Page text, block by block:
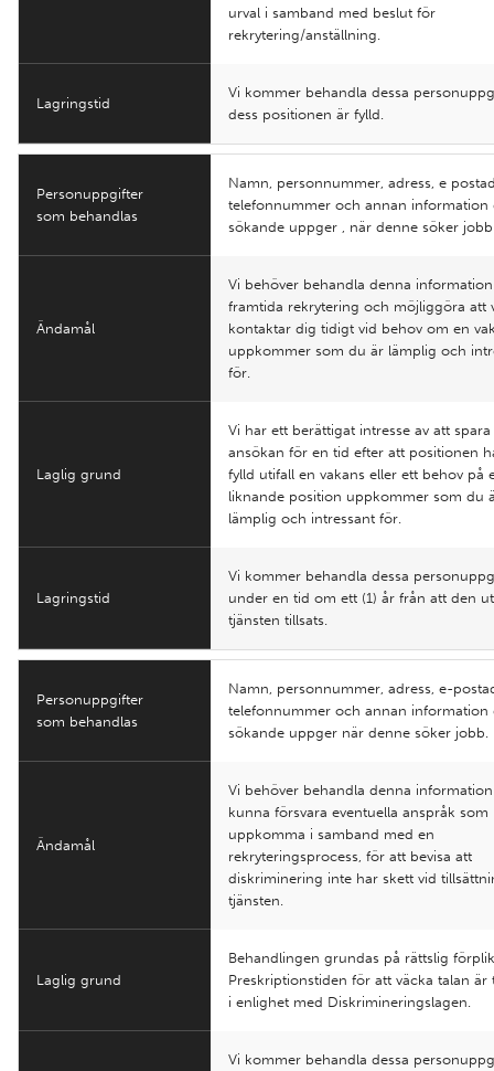
urval i samband med beslut för
rekrytering/anställning.
Lagringstid
Vi kommer behandla dessa
dess positionen är fylld.
Personuppgifter
som behandlas
Namn, personnummer, adress, e
telefonnummer och annan information
sökande uppger , när denne söker
Ändamål
Vi behöver behandla denna
framtida rekrytering och möjliggöra att
kontaktar dig tidigt vid behov om en
uppkommer som du är lämplig och
för.
Laglig grund
Vi har ett berättigat intresse av att
ansökan för en tid efter att positionen
fylld utifall en vakans eller ett behov på
liknande position uppkommer som du
lämplig och intressant för.
Lagringstid
Vi kommer behandla dessa
under en tid om ett (1) år från att den
tjänsten tillsats.
Personuppgifter
som behandlas
Namn, personnummer, adress, e-
telefonnummer och annan information
sökande uppger när denne söker jobb.
Ändamål
Vi behöver behandla denna
kunna försvara eventuella anspråk som
uppkomma i samband med en
rekryteringsprocess, för att bevisa att
diskriminering inte har skett vid
tjänsten.
Laglig grund
Behandlingen grundas på rättslig
Preskriptionstiden för att väcka talan är
i enlighet med Diskrimineringslagen.
Vi kommer behandla dessa